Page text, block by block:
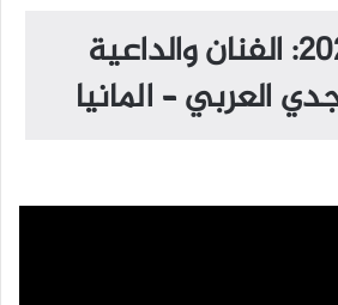
انتماء 2020: الفنان والداعية
العربي – المانيا